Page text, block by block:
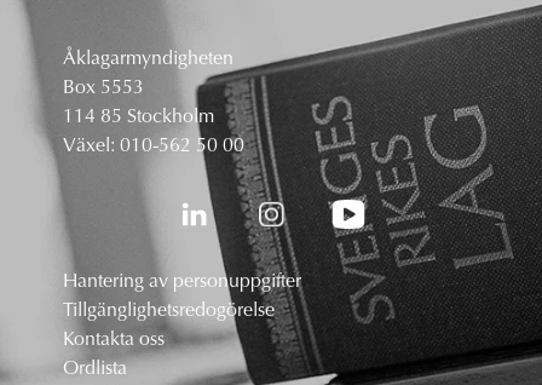
Åklagarmyndigheten
Box 5553
114 85 Stockholm
Växel: 010-562 50 00
Hantering av personuppgifter
Tillgänglighetsredogörelse
Kontakta oss
Ordlista